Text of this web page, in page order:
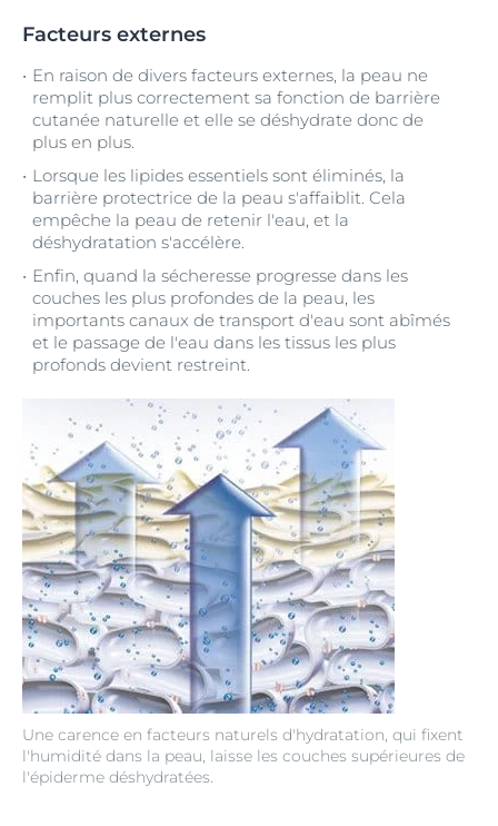
Facteurs externes
Une carence en facteurs naturels d'hydratation, qui fixent
l'humidité dans la peau, laisse les couches supérieures de
l'épiderme déshydratées.
En raison de divers facteurs externes, la peau ne
remplit plus correctement sa fonction de barrière
cutanée naturelle et elle se déshydrate donc de
plus en plus.
Lorsque les lipides essentiels sont éliminés, la
barrière protectrice de la peau s'affaiblit. Cela
empêche la peau de retenir l'eau, et la
déshydratation s'accélère.
Enfin, quand la sécheresse progresse dans les
couches les plus profondes de la peau, les
importants canaux de transport d'eau sont abîmés
et le passage de l'eau dans les tissus les plus
profonds devient restreint.